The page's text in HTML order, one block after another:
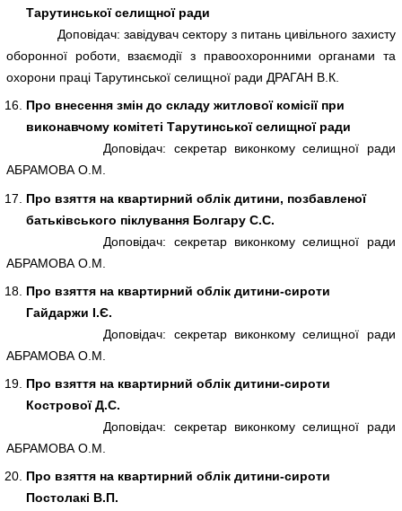
Тарутинської селищної ради
Доповідач: завідувач сектору з питань цивільного захисту
оборонної роботи, взаємодії з правоохоронними органами та
охорони праці Тарутинської селищної ради ДРАГАН В.К.
Про внесення змін до складу житлової комісії при
виконавчому комітеті Тарутинської селищної ради
Доповідач: секретар виконкому селищної ради
АБРАМОВА О.М.
Про взяття на квартирний облік дитини, позбавленої
батьківського піклування Болгару С.С.
Доповідач: секретар виконкому селищної ради
АБРАМОВА О.М.
Про взяття на квартирний облік дитини-сироти
Гайдаржи І.Є.
Доповідач: секретар виконкому селищної ради
АБРАМОВА О.М.
Про взяття на квартирний облік дитини-сироти
Кострової Д.С.
Доповідач: секретар виконкому селищної ради
АБРАМОВА О.М.
Про взяття на квартирний облік дитини-сироти
Постолакі В.П.